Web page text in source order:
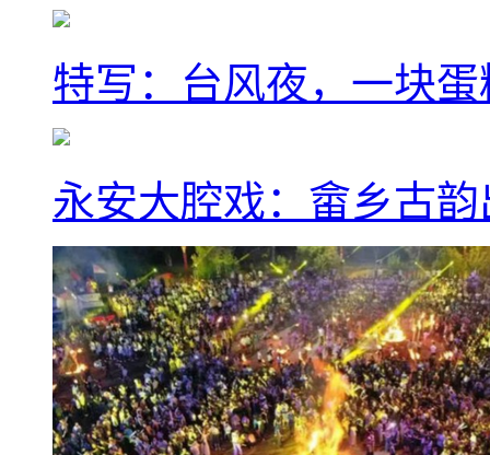
特写：台风夜，一块
永安大腔戏：畲乡古